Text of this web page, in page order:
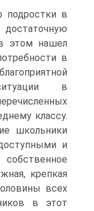
подростки в
этом нашел
в
в
классу.
школьники
и
крепкая
всех
в этот